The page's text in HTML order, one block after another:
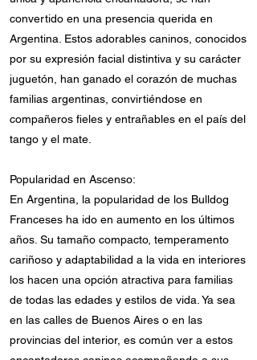
convertido en una presencia querida en
Argentina. Estos adorables caninos, conocidos
por su expresión facial distintiva y su carácter
juguetón, han ganado el corazón de muchas
familias argentinas, convirtiéndose en
compañeros fieles y entrañables en el país del
tango y el mate.
Popularidad en Ascenso:
En Argentina, la popularidad de los Bulldog
Franceses ha ido en aumento en los últimos
años. Su tamaño compacto, temperamento
cariñoso y adaptabilidad a la vida en interiores
los hacen una opción atractiva para familias
de todas las edades y estilos de vida. Ya sea
en las calles de Buenos Aires o en las
provincias del interior, es común ver a estos